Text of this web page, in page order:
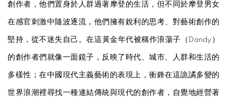
創作者，他們置身於人群過著摩登的生活，但不同於摩登男女
在感官刺激中隨波逐流，他們擁有銳利的思考、對藝術創作的
堅持，從不迷失自己。在這黃金年代被稱作浪蕩子（Dandy）
的創作者們就像一面鏡子，反映了時代、城市、人群和生活的
多樣性；在中國現代主義藝術的表現上，衝鋒在這詭譎多變的
世界浪潮裡尋找一種連結傳統與現代的創作者，自覺地經營著